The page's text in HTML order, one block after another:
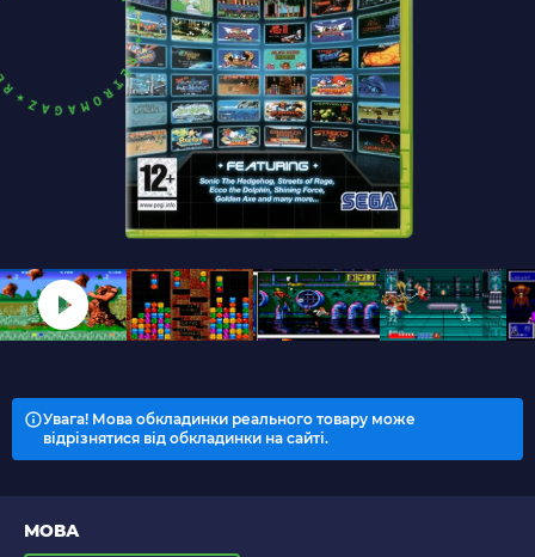
Увага! Мова обкладинки реального товару може
відрізнятися від обкладинки на сайті.
МОВА